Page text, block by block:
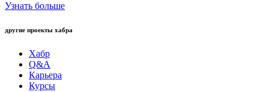
Узнать больше
другие проекты хабра
Хабр
Q&A
Карьера
Курсы